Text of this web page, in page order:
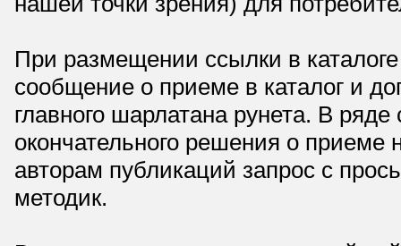
При размещении ссылки в
сообщение о приеме в каталог и
главного шарлатана рунета. В
окончательного решения о приеме
авторам публикаций запрос с
методик.